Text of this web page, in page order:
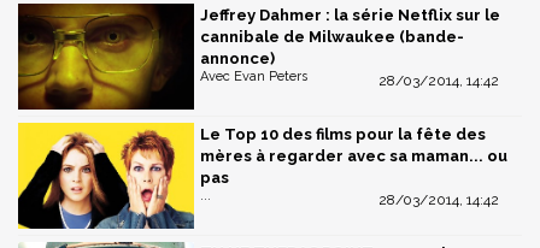
Jeffrey Dahmer : la série Netflix sur le
cannibale de Milwaukee (bande-
annonce)
28/03/2014, 14:42
Avec Evan Peters
Le Top 10 des films pour la fête des
mères à regarder avec sa maman... ou
pas
28/03/2014, 14:42
...